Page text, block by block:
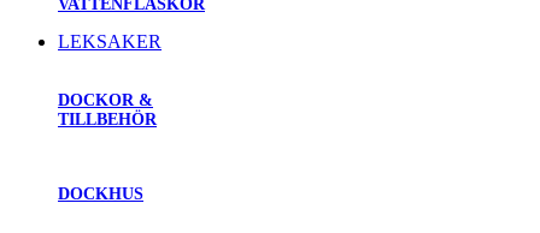
VATTENFLASKOR
LEKSAKER
DOCKOR &
TILLBEHÖR
DOCKHUS